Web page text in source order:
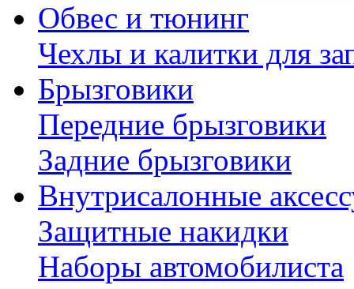
Обвес и тюнинг
Чехлы и калитки для
Брызговики
Передние брызговики
Задние брызговики
Внутрисалонные
Защитные накидки
Наборы автомобилиста